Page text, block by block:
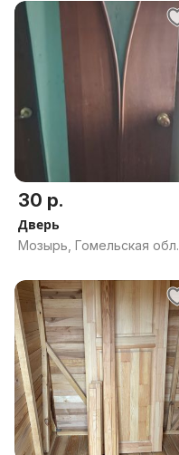
30 р.
Дверь
Мозырь, Гомельская обл.